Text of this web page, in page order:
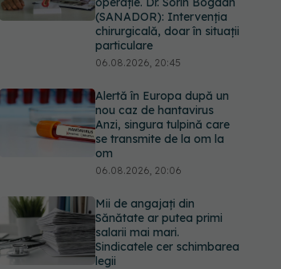
(SANADOR): Intervenția
chirurgicală, doar în situații
particulare
06.08.2026, 20:45
Alertă în Europa după un
nou caz de hantavirus
Anzi, singura tulpină care
se transmite de la om la
om
06.08.2026, 20:06
Mii de angajați din
Sănătate ar putea primi
salarii mai mari.
Sindicatele cer schimbarea
legii